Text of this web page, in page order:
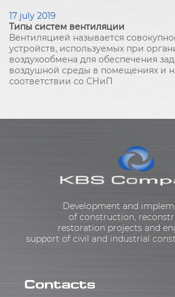
17 july 2019
Типы систем вентиляции
Вентиляцией называется
устройств, используемых при
воздухообмена для обеспечения
воздушной среды в помещениях и
соответствии со СНиП
Development and
of construction,
restoration projects and
support of civil and industrial
Contacts